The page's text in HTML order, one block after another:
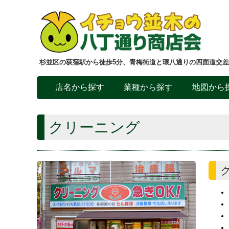
杉並区の荻窪駅から徒歩5分、青梅街道と環八通りの四面道交
店名から探す 業種から探す 地図から
クリーニング